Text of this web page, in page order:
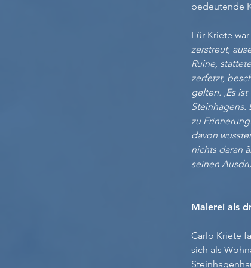
bedeutende
Für Kriete
zerstreut,
Ruine,
zerfetzt,
gelten. ,Es ist
Steinhagens.
zu
davon
nichts daran
seinen
Malerei als
Carlo Kriete
sich als